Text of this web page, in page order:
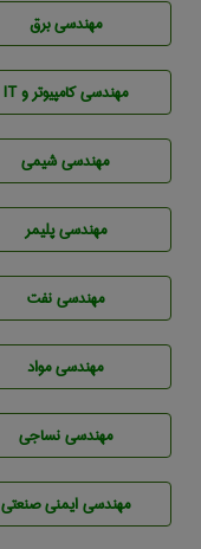
مهندسی برق
مهندسی كامپيوتر و IT
مهندسي شيمی
مهندسی پليمر
مهندسی نفت
مهندسی مواد
مهندسي نساجی
مهندسی ایمنی صنعتی